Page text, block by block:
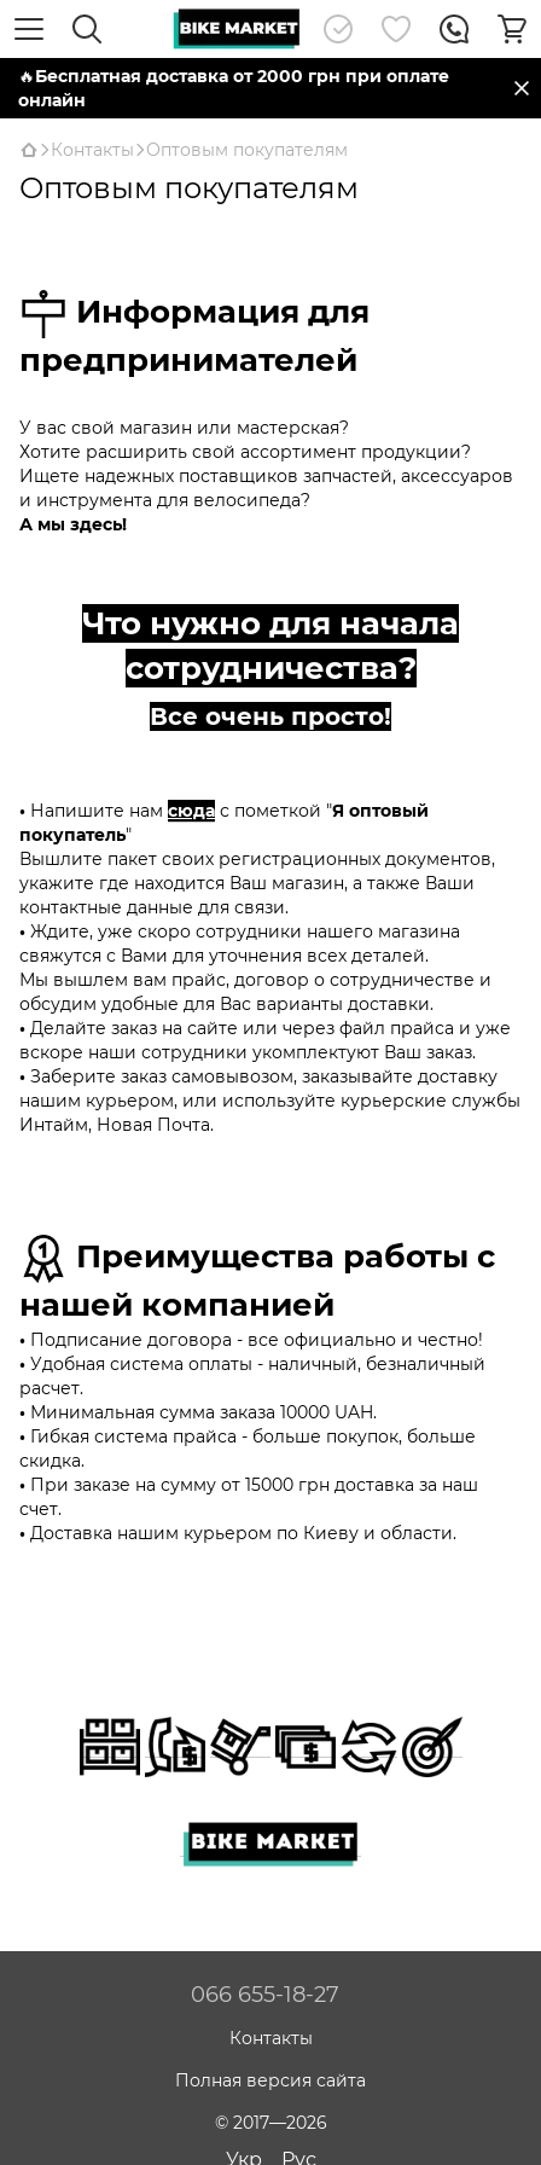
🔥Бесплатная доставка от 2000 грн при оплате
онлайн
Контакты Оптовым покупателям
Оптовым покупателям
Информация для
предпринимателей
У вас свой магазин или мастерская?
Хотите расширить свой ассортимент продукции?
Ищете надежных поставщиков запчастей, аксессуаров
и инструмента для велосипеда?
А мы здесь!
Что нужно для начала
сотрудничества?
Все очень просто!
• Напишите нам сюда с пометкой "Я оптовый
покупатель"
Вышлите пакет своих регистрационных документов,
укажите где находится Ваш магазин, а также Ваши
контактные данные для связи.
• Ждите, уже скоро сотрудники нашего магазина
свяжутся с Вами для уточнения всех деталей.
Мы вышлем вам прайс, договор о сотрудничестве и
обсудим удобные для Вас варианты доставки.
• Делайте заказ на сайте или через файл прайса и уже
вскоре наши сотрудники укомплектуют Ваш заказ.
• Заберите заказ самовывозом, заказывайте доставку
нашим курьером, или используйте курьерские службы
Интайм, Новая Почта.
Преимущества работы с
нашей компанией
• Подписание договора - все официально и честно!
• Удобная система оплаты - наличный, безналичный
расчет.
• Минимальная сумма заказа 10000 UAH.
• Гибкая система прайса - больше покупок, больше
скидка.
• При заказе на сумму от 15000 грн доставка за наш
счет.
• Доставка нашим курьером по Киеву и области.
066 655-18-27
Контакты
Полная версия сайта
© 2017—2026
Укр Рус